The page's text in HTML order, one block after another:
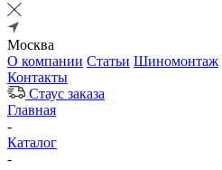
Москва
О компании Статьи Шиномонтаж
Контакты
Стаус заказа
Главная
-
Каталог
-